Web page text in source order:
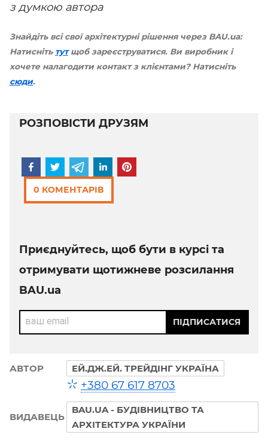
з думкою автора
Знайдіть всі свої архітектурні рішення через BAU.ua:
Натисніть тутщоб зареєструватися. Ви виробник і
хочете налагодити контакт з клієнтами? Натисніть
сюди.
РОЗПОВІСТИ ДРУЗЯМ
0 КОМЕНТАРІВ
Приєднуйтесь, щоб бути в курсі та
отримувати щотижневе розсилання
BAU.ua
ваш email ПІДПИСАТИСЯ
АВТОР ЕЙ.ДЖ.ЕЙ. ТРЕЙДІНГ УКРАЇНА
+380 67 617 8703
ВИДАВЕЦЬ
BAU.UA - БУДІВНИЦТВО ТА
АРХІТЕКТУРА УКРАЇНИ